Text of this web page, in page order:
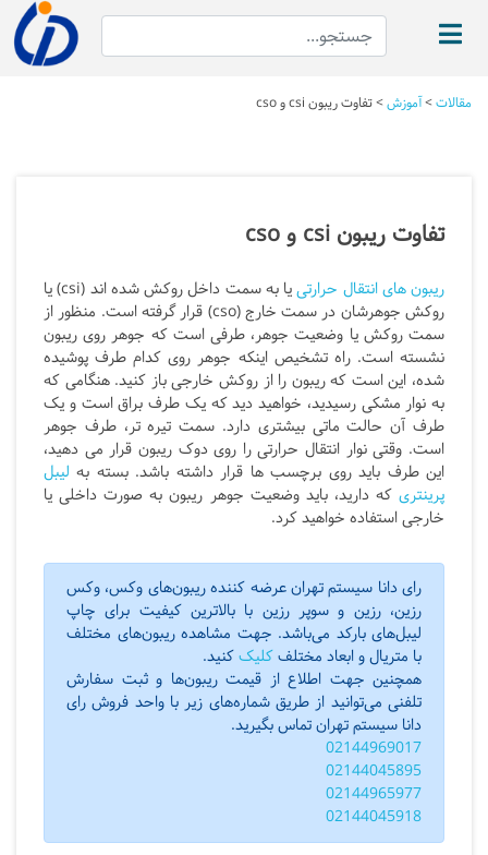
مقالات>آموزش>تفاوت ریبون csi و cso
تفاوت ریبون csi و cso
ریبون های انتقال حرارتی
یا به سمت داخل روکش شده اند (csi) یا
روکش جوهرشان در سمت خارج (cso) قرار گرفته است. منظور از
سمت روکش یا وضعیت جوهر، طرفی است که جوهر روی ریبون
نشسته است. راه تشخیص اینکه جوهر روی کدام طرف پوشیده
شده، این است که ریبون را از روکش خارجی باز کنید. هنگامی که
به نوار مشکی رسیدید، خواهید دید که یک طرف براق است و یک
طرف آن حالت ماتی بیشتری دارد. سمت تیره تر، طرف جوهر
است. وقتی نوار انتقال حرارتی را روی دوک ریبون قرار می دهید،
این طرف باید روی برچسب ها قرار داشته باشد. بسته به لیبل
پرینتری که دارید، باید وضعیت جوهر ریبون به صورت داخلی یا
خارجی استفاده خواهید کرد.
رای دانا سیستم تهران عرضه کننده ریبون‌های وکس، وکس
رزین، رزین و سوپر رزین با بالاترین کیفیت برای چاپ
لیبل‌های بارکد می‌باشد. جهت مشاهده ریبون‌های مختلف
با متریال و ابعاد مختلفکلیککنید.
همچنین جهت اطلاع از قیمت ریبون‌ها و ثبت سفارش
تلفنی می‌توانید از طریق شماره‌های زیر با واحد فروش رای
دانا سیستم تهران تماس بگیرید.
02144969017
02144045895
02144965977
02144045918